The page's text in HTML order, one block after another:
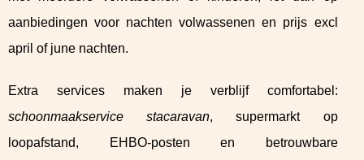
aanbiedingen voor nachten volwassenen en prijs excl
april of june nachten.
Extra services maken je verblijf comfortabel:
schoonmaakservice stacaravan, supermarkt op
loopafstand, EHBO-posten en betrouwbare